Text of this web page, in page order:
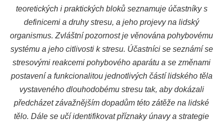
teoretických i praktických bloků seznamuje účastníky s
definicemi a druhy stresu, a jeho projevy na lidský
organismus. Zvláštní pozornost je věnována pohybovému
systému a jeho citlivosti k stresu. Účastníci se seznámí se
stresovými reakcemi pohybového aparátu a se změnami
postavení a funkcionalitou jednotlivých částí lidského těla
vystaveného dlouhodobému stresu tak, aby dokázali
předcházet závažnějším dopadům této zátěže na lidské
tělo. Dále se učí identifikovat příznaky únavy a strategie